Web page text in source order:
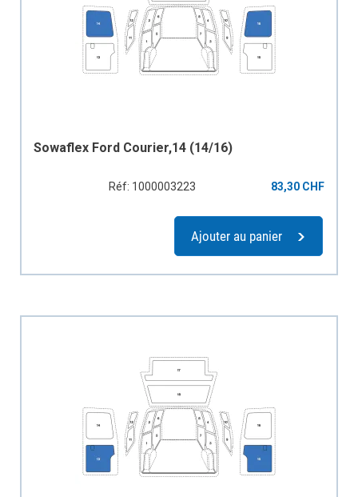
Sowaflex Ford Courier,14 (14/16)
Réf: 1000003223 83,30 CHF
Ajouter au panier